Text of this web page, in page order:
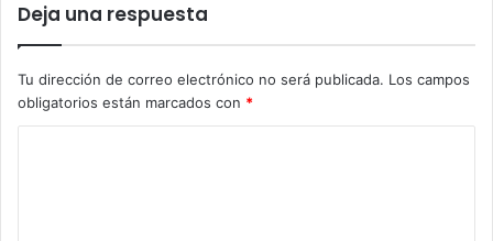
Deja una respuesta
Tu dirección de correo electrónico no será publicada. Los campos
obligatorios están marcados con *